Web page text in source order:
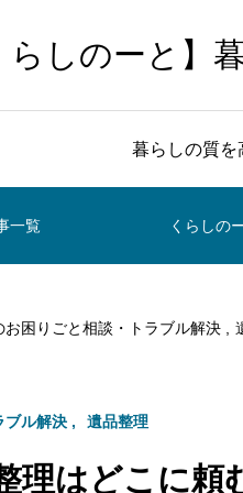
らしのーと】
暮らしの質を
一覧 くらしの
お困りごと相談・トラブル解決
ブル解決 遺品整理
理はどこに頼